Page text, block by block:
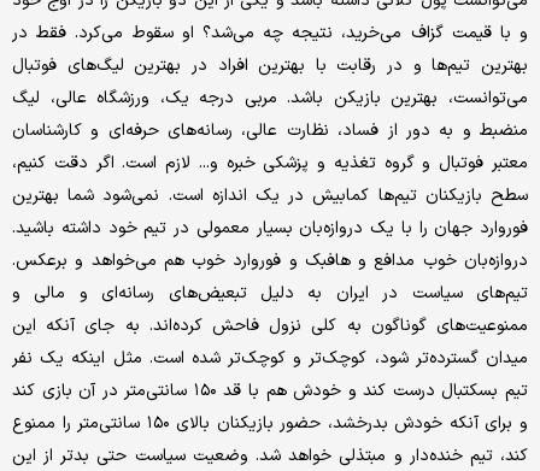
و با قیمت گزاف می‌خرید، نتیجه چه می‌شد؟ او سقوط می‌کرد. فقط در
بهترین تیم‌ها و در رقابت با بهترین افراد در بهترین لیگ‌های فوتبال
می‌توانست، بهترین بازیکن باشد. مربی درجه یک، ورزشگاه عالی، لیگ
منضبط و به دور از فساد، نظارت عالی، رسانه‌های حرفه‌ای و‌ کارشناسان
معتبر فوتبال و گروه تغذیه و پزشکی خبره و... لازم است. اگر دقت کنیم،
سطح بازیکنان تیم‌ها کمابیش در یک اندازه است. نمی‌شود شما بهترین
فوروارد جهان را با یک دروازه‌بان بسیار معمولی در تیم خود داشته باشید.
دروازه‌بان خوب مدافع و‌ هافبک و فوروارد خوب هم می‌خواهد و برعکس.
تیم‌های سیاست در ایران به دلیل تبعیض‌های رسانه‌ای و مالی و
ممنوعیت‌های گوناگون به کلی نزول فاحش کرده‌اند. به جای آنکه این
میدان گسترده‌تر شود، کوچک‌تر و کوچک‌تر شده است. مثل اینکه یک نفر
تیم بسکتبال درست کند و خودش هم با قد ۱۵۰ سانتی‌متر در آن بازی کند
و برای آنکه خودش بدرخشد، حضور بازیکنان بالای ۱۵۰ سانتی‌متر را ممنوع
کند، تیم خنده‌دار و مبتذلی خواهد شد. وضعیت سیاست حتی بدتر از این